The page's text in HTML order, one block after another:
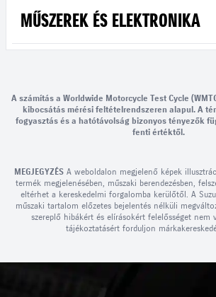
MŰSZEREK ÉS ELEKTRONIKA
A számítás a Worldwide Motorcycle Test Cycle
kibocsátás mérési feltételrendszeren alapul. A
fogyasztás és a hatótávolság bizonyos tényezők
fenti értéktől.
MEGJEGYZÉSA weboldalon megjelenő képek
termék megjelenésében, műszaki berendezésben,
eltérhet a kereskedelmi forgalomba kerülőtől. A
műszaki tartalom előzetes bejelentés nélküli
szereplő hibákért és elírásokért felelősséget nem
tájékoztatásért forduljon